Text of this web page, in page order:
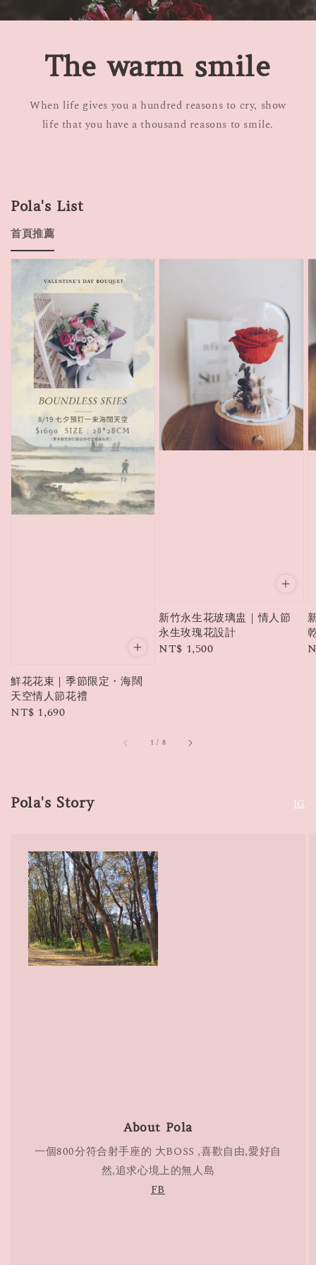
The warm smile
When life gives you a hundred reasons to cry, show
life that you have a thousand reasons to smile.
Pola's List
首頁推薦
鮮花花束｜季節限定・海闊
天空情人節花禮
Regular
NT$ 1,690
新竹永生花玻璃盅｜情人節
永生玫瑰花設計
Regular
NT$ 1,500
1 / 8
Pola's Story IG
About Pola
一個800分符合射手座的 大BOSS ,喜歡自由,愛好自
然,追求心境上的無人島
FB